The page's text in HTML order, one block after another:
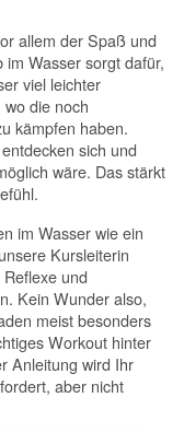
allem der Spaß und
Wasser sorgt dafür,
viel leichter
die noch
kämpfen haben.
sich und
wäre. Das stärkt
im Wasser wie ein
Kursleiterin
und
Kein Wunder also,
meist besonders
Workout hinter
Anleitung wird Ihr
aber nicht